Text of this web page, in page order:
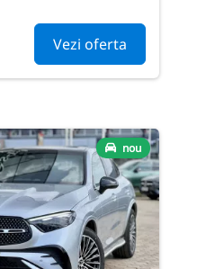
Vezi oferta
nou